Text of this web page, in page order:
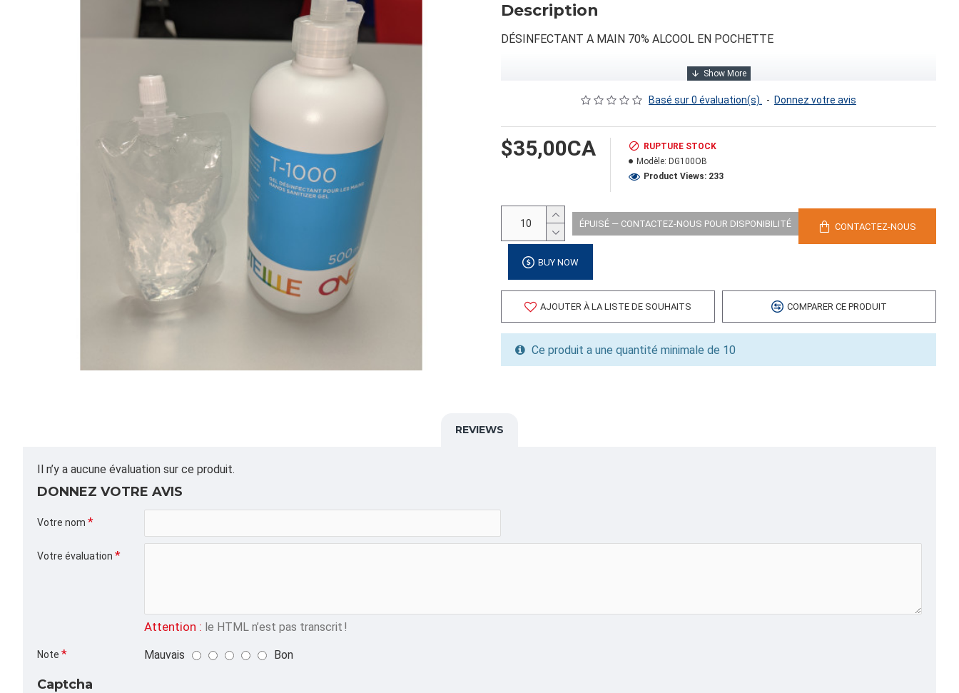
Description
DÉSINFECTANT A MAIN 70% ALCOOL EN POCHETTE
INFORMATION PRODUIT
Capacité/Taille:
100 ML
Quantité par emballage: 100.00
Dimension: 10.25X14.5X7.5
Poids: 0.00
Volume cubique: 0.00 pieds cubes
FORMAT DE PALETTE
Quantité par palette: 2000.00
Dimension/pallet:
ALPHA
,GEL,,
Basé sur 0 évaluation(s). - Donnez votre avis
$35,00CA
RUPTURE STOCK
Modèle: DG100OB
Product Views: 233
ÉPUISÉ — CONTACTEZ-NOUS POUR DISPONIBILITÉ CONTACTEZ-NOUS
BUY NOW
AJOUTER À LA LISTE DE SOUHAITS COMPARER CE PRODUIT
Ce produit a une quantité minimale de 10
REVIEWS
Il n’y a aucune évaluation sur ce produit.
DONNEZ VOTRE AVIS
Votre nom
Votre évaluation
Attention : le HTML n’est pas transcrit !
Note Mauvais Bon
Captcha